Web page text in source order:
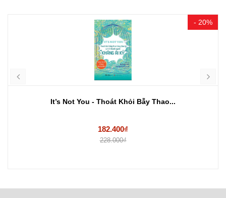
- 20%
It’s Not You - Thoát Khỏi Bẫy Thao...
182.400₫
228.000₫